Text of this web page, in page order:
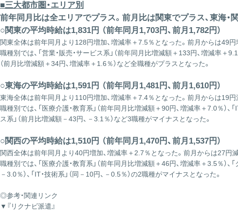
■三大都市圏・エリア別
前年同月比は全エリアでプラス。前月比は関東でプラス、東海・
○関東の平均時給は1,831円 （前年同月1,703円、前月1,782円）
関東全体は前年同月より128円増加、増減率＋7.5％となった。前月からは49円
職種別では、「営業・販売・サービス系」（前年同月比増減額＋133円、増減率＋9.1
（前月比増減額＋34円、増減率＋1.6％）など全職種がプラスとなった。
○東海の平均時給は1,591円 （前年同月1,481円、前月1,610円）
東海全体は前年同月より110円増加、増減率＋7.4％となった。前月からは19円
職種別では、「医療介護・教育系」（前年同月比増減額＋90円、増減率＋7.0％）、
ス系」（前月比増減額－43円、－3.1％）など3職種がマイナスとなった。
○関西の平均時給は1,510円 （前年同月1,470円、前月1,537円）
関西全体は前年同月より40円増加、増減率＋2.7％となった。前月からは27円
職種別では、「医療介護・教育系」（前年同月比増減額＋46円、増減率＋3.5％）
－3.0％）、「IT・技術系」（同－10円、－0.5％）の2職種がマイナスとなった。
◎参考・関連リンク
▼『リクナビ派遣』